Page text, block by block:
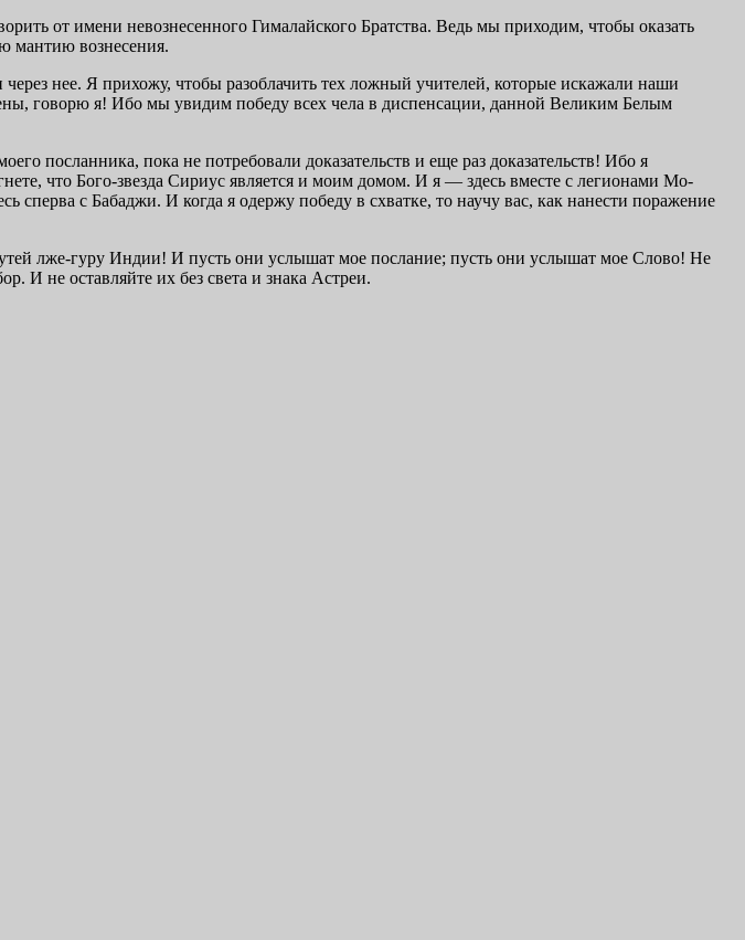
от имени невознесенного Гималайского Братства. Ведь мы приходим, чтобы оказать
мантию вознесения.
нее. Я прихожу, чтобы разоблачить тех лож­ный учителей, которые искажали наши
говорю я! Ибо мы увидим победу всех чела в диспенсации, данной Великим Белым
посланника, пока не потребовали доказа­тельств и еще раз доказательств! Ибо я
что Бого-звезда Сириус является и моим домом. И я — здесь вместе с легионами Мо­
сперва с Бабаджи. И когда я одержу победу в схватке, то научу вас, как нанести поражение
лже-гуру Индии! И пусть они услышат мое послание; пусть они услышат мое Слово! Не
И не оставляйте их без света и знака Астреи.